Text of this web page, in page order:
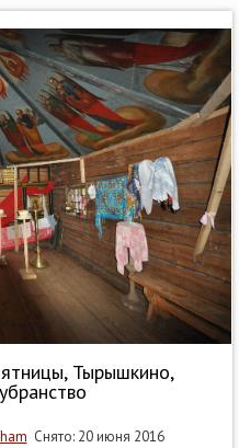
Тырышкино,
Снято: 20 июня 2016